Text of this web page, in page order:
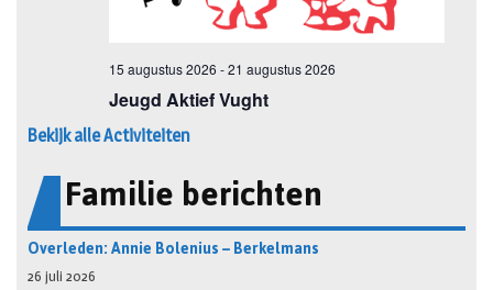
Bekijk alle Activiteiten
Familie berichten
Overleden: Annie Bolenius – Berkelmans
26 juli 2026